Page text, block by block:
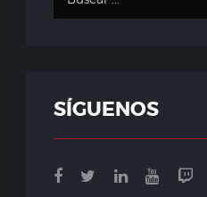
SÍGUENOS